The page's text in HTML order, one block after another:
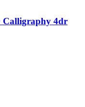
Calligraphy 4dr